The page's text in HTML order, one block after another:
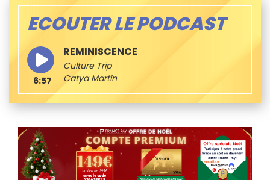
ECOUTER LE PODCAST
REMINISCENCE
Culture Trip
Catya Martin
6:57